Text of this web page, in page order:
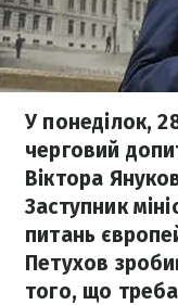
У понеділок,
черговий
Віктора
Заступник
питань
Петухов
того, що